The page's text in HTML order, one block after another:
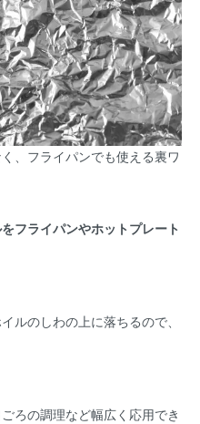
、フライパンでも使える裏ワ
フライパンやホットプレート
ルのしわの上に落ちるので、
ろの調理など幅広く応用でき